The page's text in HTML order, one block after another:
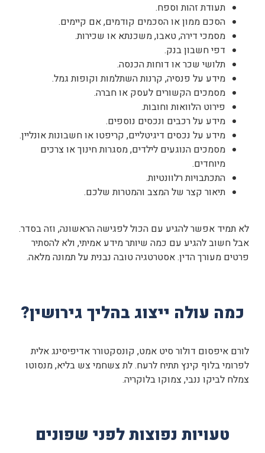
תעודת זהות וספח.
הסכם ממון או הסכמים קודמים, אם קיימים.
מסמכי דירה, טאבו, משכנתא או שכירות.
דפי חשבון בנק.
תלושי שכר או דוחות הכנסה.
מידע על פנסיה, קרנות השתלמות וקופות גמל.
מסמכים הקשורים לעסק או חברה.
פירוט הלוואות וחובות.
מידע על רכבים ונכסים נוספים.
מידע על נכסים דיגיטליים, קריפטו או חשבונות אונליין.
מסמכים הנוגעים לילדים, מסגרות חינוך או צרכים
מיוחדים.
התכתבויות רלוונטיות.
תיאור קצר של המצב והמטרות שלכם.
לא תמיד אפשר להגיע עם הכול לפגישה הראשונה, וזה בסדר.
אבל חשוב להגיע עם כמה שיותר מידע אמיתי, ולא להסתיר
פרטים מעורך הדין. אסטרטגיה טובה נבנית על תמונה מלאה.
כמה עולה ייצוג בהליך גירושין?
לורם איפסום דולור סיט אמט, קונסקטורר אדיפיסינג אלית
לפרומי בלוף קינץ תתיח לרעח. לת צשחמי צש בליא, מנסוטו
צמלח לביקו ננבי, צמוקו בלוקריה.
טעויות נפוצות לפני שפונים